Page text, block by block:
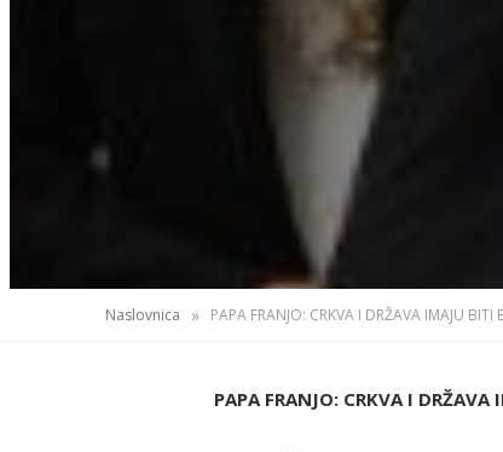
Naslovnica » PAPA FRANJO: CRKVA I DRŽAVA IMAJU BITI
PAPA FRANJO: CRKVA I